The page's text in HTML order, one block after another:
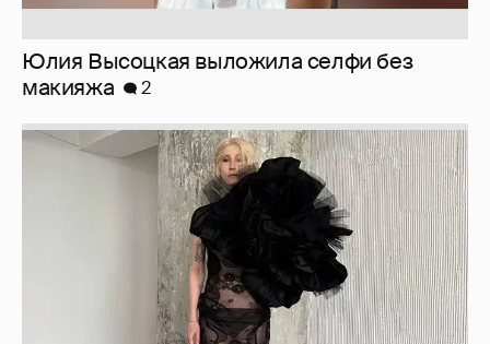
Юлия Высоцкая выложила селфи без
макияжа
2